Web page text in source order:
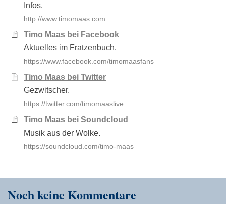
Infos.
http://www.timomaas.com
Timo Maas bei Facebook
Aktuelles im Fratzenbuch.
https://www.facebook.com/timomaasfans
Timo Maas bei Twitter
Gezwitscher.
https://twitter.com/timomaaslive
Timo Maas bei Soundcloud
Musik aus der Wolke.
https://soundcloud.com/timo-maas
Noch keine Kommentare